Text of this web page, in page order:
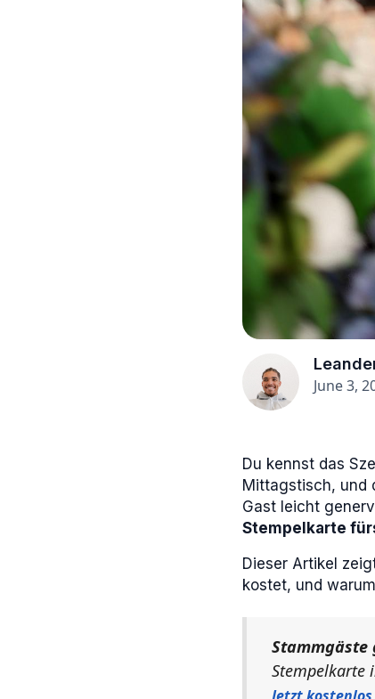
June 3,
Du kennst das
Mittagstisch, und
Gast leicht
Stempelkarte
Dieser Artikel
kostet, und
Stammgäste
Stempelkarte